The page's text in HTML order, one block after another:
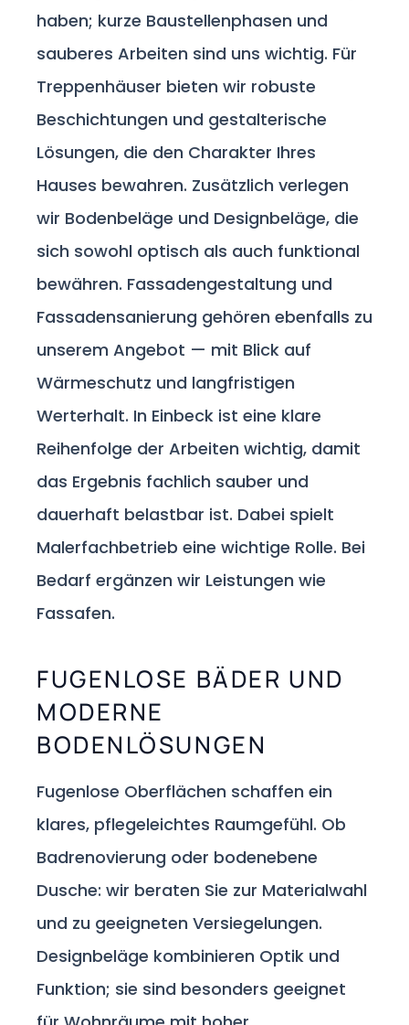
haben; kurze Baustellenphasen und
sauberes Arbeiten sind uns wichtig. Für
Treppenhäuser bieten wir robuste
Beschichtungen und gestalterische
Lösungen, die den Charakter Ihres
Hauses bewahren. Zusätzlich verlegen
wir Bodenbeläge und Designbeläge, die
sich sowohl optisch als auch funktional
bewähren. Fassadengestaltung und
Fassadensanierung gehören ebenfalls zu
unserem Angebot — mit Blick auf
Wärmeschutz und langfristigen
Werterhalt. In Einbeck ist eine klare
Reihenfolge der Arbeiten wichtig, damit
das Ergebnis fachlich sauber und
dauerhaft belastbar ist. Dabei spielt
Malerfachbetrieb eine wichtige Rolle. Bei
Bedarf ergänzen wir Leistungen wie
Fassafen.
FUGENLOSE BÄDER UND
MODERNE
BODENLÖSUNGEN
Fugenlose Oberflächen schaffen ein
klares, pflegeleichtes Raumgefühl. Ob
Badrenovierung oder bodenebene
Dusche: wir beraten Sie zur Materialwahl
und zu geeigneten Versiegelungen.
Designbeläge kombinieren Optik und
Funktion; sie sind besonders geeignet